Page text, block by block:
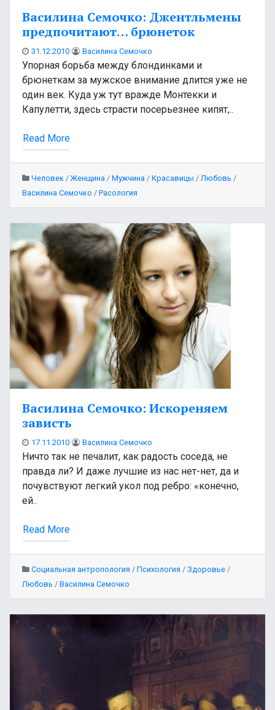
Василина Семочко: Джентльмены
предпочитают… брюнеток
31.12.2010 Василина Семочко
Упорная борьба между блондинками и
брюнеткам за мужское внимание длится уже не
один век. Куда уж тут вражде Монтекки и
Капулетти, здесь страсти посерьезнее кипят,..
Read More
Человек / Женщина / Мужчина / Красавицы / Любовь /
Василина Семочко / Расология
Василина Семочко: Искореняем
зависть
17.11.2010 Василина Семочко
Ничто так не печалит, как радость соседа, не
правда ли? И даже лучшие из нас нет-нет, да и
почувствуют легкий укол под ребро: «конечно,
ей..
Read More
Социальная антропология / Психология / Здоровье /
Любовь / Василина Семочко